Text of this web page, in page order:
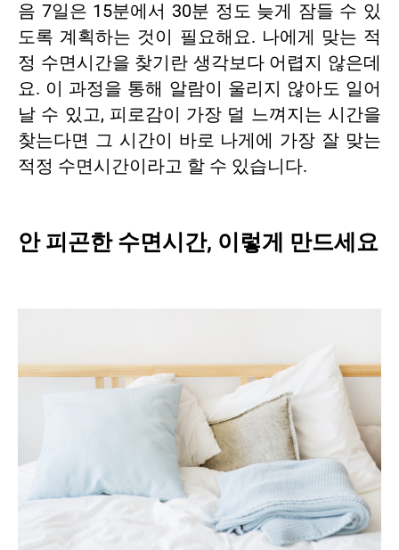
음 7일은 15분에서 30분 정도 늦게 잠들 수 있
도록 계획하는 것이 필요해요. 나에게 맞는 적
정 수면시간을 찾기란 생각보다 어렵지 않은데
요. 이 과정을 통해 알람이 울리지 않아도 일어
날 수 있고, 피로감이 가장 덜 느껴지는 시간을
찾는다면 그 시간이 바로 나게에 가장 잘 맞는
적정 수면시간이라고 할 수 있습니다.
안 피곤한 수면시간, 이렇게 만드세요